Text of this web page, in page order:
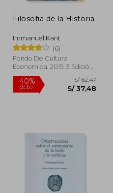
Filosofia de la Historia
Immanuel Kant
(6)
Fondo De Cultura
Economica, 2015, 3 Edición,
Tapa Blanda, Nuevo
40%
dcto.